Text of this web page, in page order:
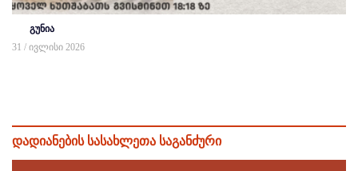
გუნია
31 / ივლისი 2026
დადიანების სასახლეთა საგანძური